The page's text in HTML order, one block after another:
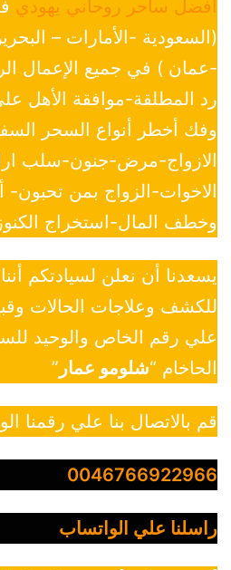
افضل ساحر روحاني يهودي
(السعودية -الأمارات –
-عمان ) في جميع الإعمال
رد المطلقة-موافقة الأهل
وفك أخطر أنواع السحر
الازواج-مرض-جنون-سلب
الاخوات-الزواج بمن تحبون-
وخطف المال-استخراج
يسعدنا أن نعلن لسيادتكم
للكشف وعلاجات الحالات
علي رقم الخاص والوحيد
الحاخام “شلومو عمار ”
قم بالاتصال بنا علي رقمنا
0046766922966
راسلنا علي الواتساب